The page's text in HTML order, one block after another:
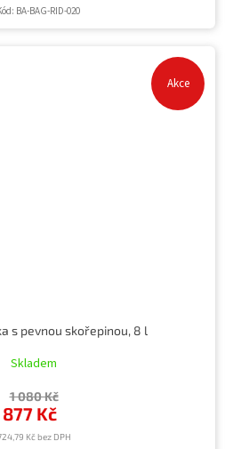
BA-BAG-RID-020
Akce
s pevnou skořepinou, 8 l
Skladem
Kč bez DPH
877 Kč
1 080 Kč